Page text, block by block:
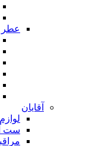
عطر
آقایان
ست